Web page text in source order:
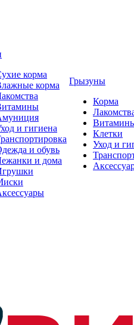
корма
корма
и гигиена
и обувь
и дома
Грызуны
Корма
Клетки
Уход и